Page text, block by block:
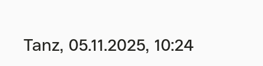
Tanz, 05.11.2025, 10:24